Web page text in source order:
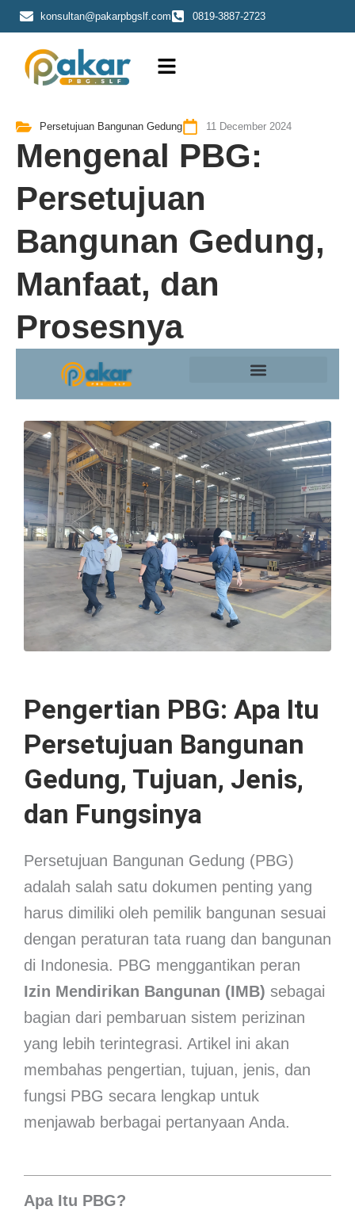
konsultan@pakarpbgslf.com 0819-3887-2723
Persetujuan Bangunan Gedung 11 December 2024
Mengenal PBG:
Persetujuan
Bangunan Gedung,
Manfaat, dan
Prosesnya
Pengertian PBG: Apa Itu
Persetujuan Bangunan
Gedung, Tujuan, Jenis,
dan Fungsinya
Persetujuan Bangunan Gedung (PBG)
adalah salah satu dokumen penting yang
harus dimiliki oleh pemilik bangunan sesuai
dengan peraturan tata ruang dan bangunan
di Indonesia. PBG menggantikan peran
Izin Mendirikan Bangunan (IMB) sebagai
bagian dari pembaruan sistem perizinan
yang lebih terintegrasi. Artikel ini akan
membahas pengertian, tujuan, jenis, dan
fungsi PBG secara lengkap untuk
menjawab berbagai pertanyaan Anda.
Apa Itu PBG?